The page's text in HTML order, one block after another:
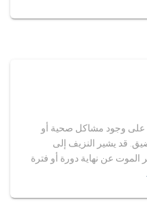
على وجود مشاكل صحية أو
قد يشير النزيف إلى
الموت عن نهاية دورة أو فترة